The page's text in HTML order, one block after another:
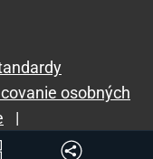
osobných
|